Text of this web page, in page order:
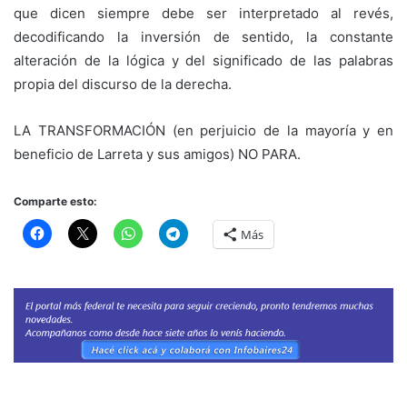
que dicen siempre debe ser interpretado al revés,
decodificando la inversión de sentido, la constante
alteración de la lógica y del significado de las palabras
propia del discurso de la derecha.
LA TRANSFORMACIÓN (en perjuicio de la mayoría y en
beneficio de Larreta y sus amigos) NO PARA.
Comparte esto:
Más